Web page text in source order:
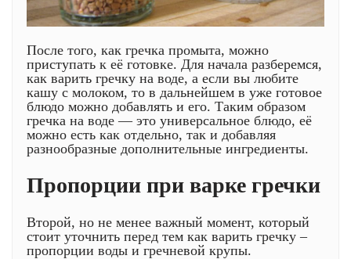
После того, как гречка промыта, можно
приступать к её готовке. Для начала разберемся,
как варить гречку на воде, а если вы любите
кашу с молоком, то в дальнейшем в уже готовое
блюдо можно добавлять и его. Таким образом
гречка на воде — это универсальное блюдо, её
можно есть как отдельно, так и добавляя
разнообразные дополнительные ингредиенты.
Пропорции при варке гречки
Второй, но не менее важный момент, который
стоит уточнить перед тем как варить гречку –
пропорции воды и гречневой крупы.